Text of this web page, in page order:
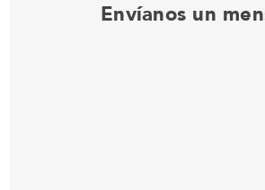
Envíanos un